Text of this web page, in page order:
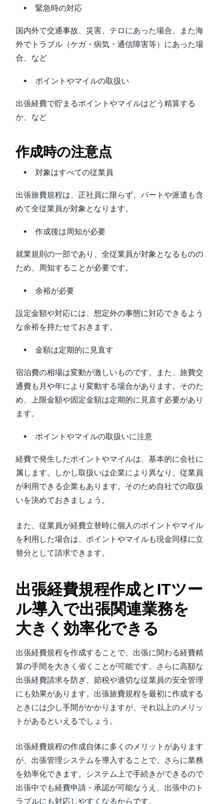
緊急時の対応
国内外で交通事故、災害、テロにあった場合、また海
外でトラブル（ケガ・病気・通信障害等）にあった場
合、など
ポイントやマイルの取扱い
出張経費で貯まるポイントやマイルはどう精算する
か、など
作成時の注意点
対象はすべての従業員
出張旅費規程は、正社員に限らず、パートや派遣も含
めて全従業員が対象となります。
作成後は周知が必要
就業規則の一部であり、全従業員が対象となるものの
ため、周知することが必要です。
余裕が必要
設定金額や対応には、想定外の事態に対応できるよう
な余裕を持たせておきます。
金額は定期的に見直す
宿泊費の相場は変動が激しいものです。また、旅費交
通費も月や年により変動する場合があります。そのた
め、上限金額や固定金額は定期的に見直す必要があり
ます。
ポイントやマイルの取扱いに注意
経費で発生したポイントやマイルは、基本的に会社に
属します。しかし取扱いは企業により異なり、従業員
が利用できる企業もあります。そのため自社での取扱
いを決めておきましょう。
また、従業員が経費立替時に個人のポイントやマイル
を利用した場合は、ポイントやマイルも現金同様に立
替分として請求できます。
出張経費規程作成とITツー
ル導入で出張関連業務を
大きく効率化できる
出張経費規程を作成することで、出張に関わる経費精
算の手間を大きく省くことが可能です。さらに高額な
出張経費請求を防ぎ、節税や適切な従業員の安全管理
にも効果があります。出張旅費規程を最初に作成する
ときには少し手間がかかりますが、それ以上のメリッ
トがあるといえるでしょう。
出張経費規程の作成自体に多くのメリットがあります
が、出張管理システムを導入することで、さらに業務
を効率化できます。システム上で手続きができるので
出張中でも経費申請・承認が可能なうえ、出張中のト
ラブルにも対応しやすくなるからです。